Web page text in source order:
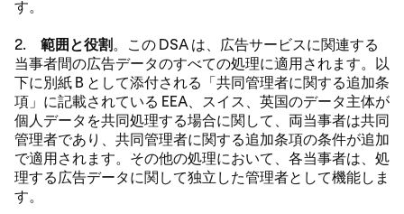
す。
2. 範囲と役割 。この DSA は、広告サービスに関連する
当事者間の広告データのすべての処理に適用されます。以
下に別紙 B として添付される「共同管理者に関する追加条
項」に記載されている EEA、スイス、英国のデータ主体が
個人データを共同処理する場合に関して、両当事者は共同
管理者であり、共同管理者に関する追加条項の条件が追加
で適用されます。その他の処理において、各当事者は、処
理する広告データに関して独立した管理者として機能しま
す。